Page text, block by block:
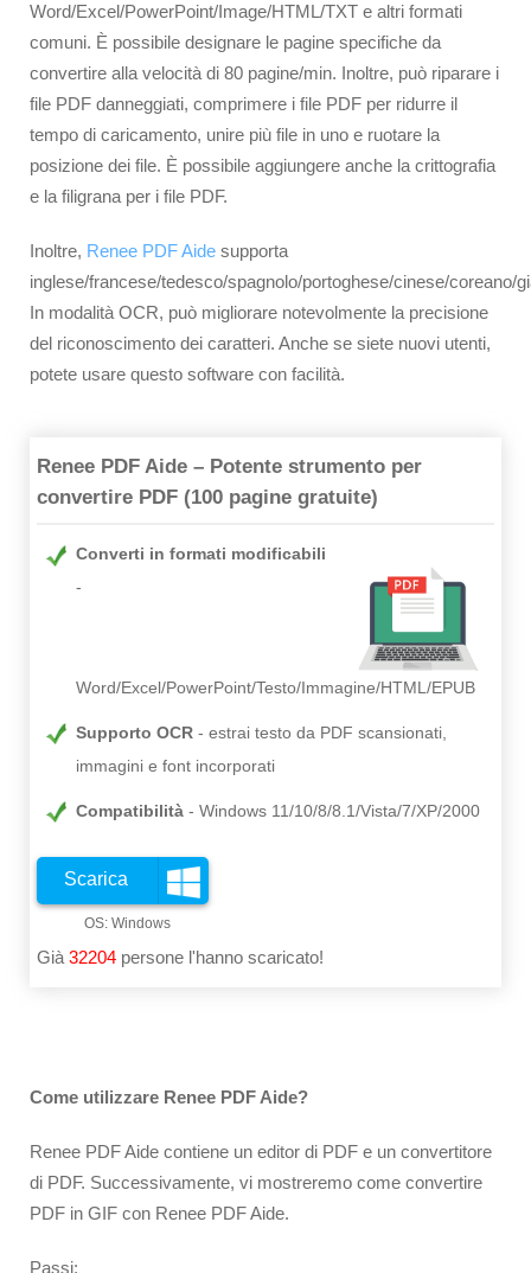
Word/Excel/PowerPoint/Image/HTML/TXT e altri formati
comuni. È possibile designare le pagine specifiche da
convertire alla velocità di 80 pagine/min. Inoltre, può riparare i
file PDF danneggiati, comprimere i file PDF per ridurre il
tempo di caricamento, unire più file in uno e ruotare la
posizione dei file. È possibile aggiungere anche la crittografia
e la filigrana per i file PDF.
Inoltre, Renee PDF Aide supporta
inglese/francese/tedesco/spagnolo/portoghese/cinese/coreano/
In modalità OCR, può migliorare notevolmente la precisione
del riconoscimento dei caratteri. Anche se siete nuovi utenti,
potete usare questo software con facilità.
Renee PDF Aide – Potente strumento per
convertire PDF (100 pagine gratuite)
Converti in formati modificabili
Word/Excel/PowerPoint/Testo/Immagine/HTML/EPUB
Supporto OCR
estrai testo da PDF scansionati,
immagini e font incorporati
Compatibilità Windows 11/10/8/8.1/Vista/7/XP/2000
Scarica
Già 32204 persone l'hanno scaricato!
Come utilizzare Renee PDF Aide?
Renee PDF Aide contiene un editor di PDF e un convertitore
di PDF. Successivamente, vi mostreremo come convertire
PDF in GIF con Renee PDF Aide.
Passi: